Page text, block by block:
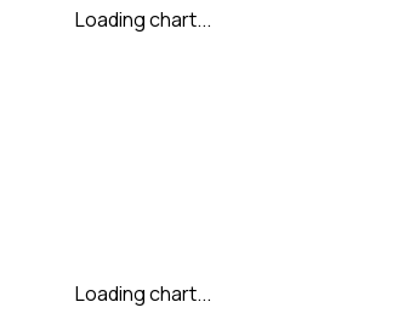
Loading chart...
Loading chart...